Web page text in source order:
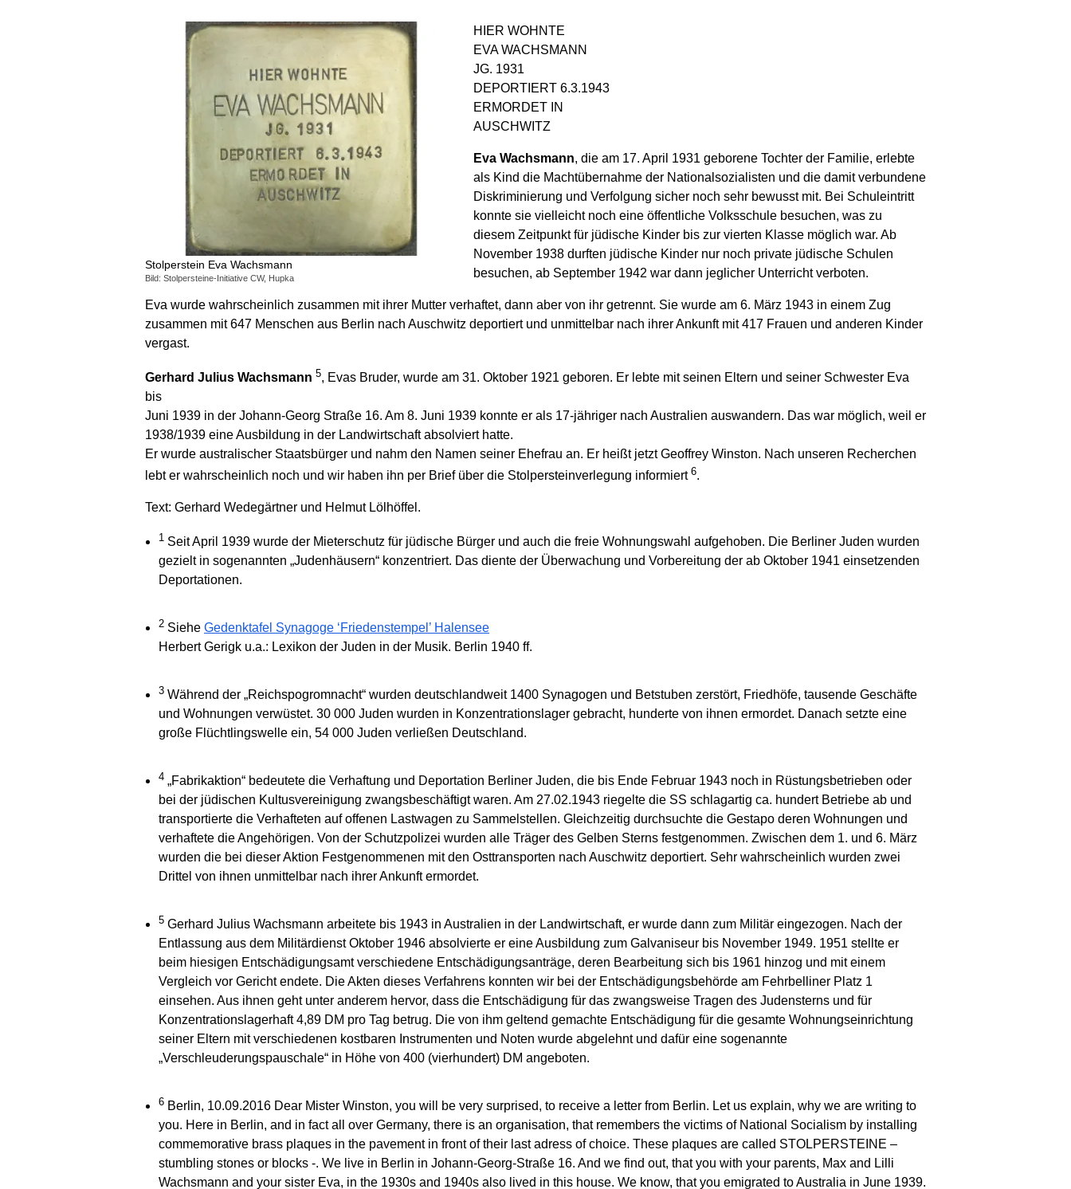
Stolperstein Eva Wachsmann
Bild: Stolpersteine-Initiative CW, Hupka
HIER WOHNTE
EVA WACHSMANN
JG. 1931
DEPORTIERT 6.3.1943
ERMORDET IN
AUSCHWITZ
Eva Wachsmann, die am 17. April 1931 geborene Tochter der Familie, erlebte
als Kind die Machtübernahme der Nationalsozialisten und die damit verbundene
Diskriminierung und Verfolgung sicher noch sehr bewusst mit. Bei Schuleintritt
konnte sie vielleicht noch eine öffentliche Volksschule besuchen, was zu
diesem Zeitpunkt für jüdische Kinder bis zur vierten Klasse möglich war. Ab
November 1938 durften jüdische Kinder nur noch private jüdische Schulen
besuchen, ab September 1942 war dann jeglicher Unterricht verboten.
Eva wurde wahrscheinlich zusammen mit ihrer Mutter verhaftet, dann aber von ihr getrennt. Sie wurde am 6. März 1943 in einem Zug
zusammen mit 647 Menschen aus Berlin nach Auschwitz deportiert und unmittelbar nach ihrer Ankunft mit 417 Frauen und anderen Kinder
vergast.
Gerhard Julius Wachsmann 5, Evas Bruder, wurde am 31. Oktober 1921 geboren. Er lebte mit seinen Eltern und seiner Schwester Eva
bis
Juni 1939 in der Johann-Georg Straße 16. Am 8. Juni 1939 konnte er als 17-jähriger nach Australien auswandern. Das war möglich, weil er
1938/1939 eine Ausbildung in der Landwirtschaft absolviert hatte.
Er wurde australischer Staatsbürger und nahm den Namen seiner Ehefrau an. Er heißt jetzt Geoffrey Winston. Nach unseren Recherchen
lebt er wahrscheinlich noch und wir haben ihn per Brief über die Stolpersteinverlegung informiert 6.
Text: Gerhard Wedegärtner und Helmut Lölhöffel.
1 Seit April 1939 wurde der Mieterschutz für jüdische Bürger und auch die freie Wohnungswahl aufgehoben. Die Berliner Juden wurden
gezielt in sogenannten „Judenhäusern“ konzentriert. Das diente der Überwachung und Vorbereitung der ab Oktober 1941 einsetzenden
Deportationen.
2 Siehe Gedenktafel Synagoge ‘Friedenstempel’ Halensee
Herbert Gerigk u.a.: Lexikon der Juden in der Musik. Berlin 1940 ff.
3 Während der „Reichspogromnacht“ wurden deutschlandweit 1400 Synagogen und Betstuben zerstört, Friedhöfe, tausende Geschäfte
und Wohnungen verwüstet. 30 000 Juden wurden in Konzentrationslager gebracht, hunderte von ihnen ermordet. Danach setzte eine
große Flüchtlingswelle ein, 54 000 Juden verließen Deutschland.
4 „Fabrikaktion“ bedeutete die Verhaftung und Deportation Berliner Juden, die bis Ende Februar 1943 noch in Rüstungsbetrieben oder
bei der jüdischen Kultusvereinigung zwangsbeschäftigt waren. Am 27.02.1943 riegelte die SS schlagartig ca. hundert Betriebe ab und
transportierte die Verhafteten auf offenen Lastwagen zu Sammelstellen. Gleichzeitig durchsuchte die Gestapo deren Wohnungen und
verhaftete die Angehörigen. Von der Schutzpolizei wurden alle Träger des Gelben Sterns festgenommen. Zwischen dem 1. und 6. März
wurden die bei dieser Aktion Festgenommenen mit den Osttransporten nach Auschwitz deportiert. Sehr wahrscheinlich wurden zwei
Drittel von ihnen unmittelbar nach ihrer Ankunft ermordet.
5 Gerhard Julius Wachsmann arbeitete bis 1943 in Australien in der Landwirtschaft, er wurde dann zum Militär eingezogen. Nach der
Entlassung aus dem Militärdienst Oktober 1946 absolvierte er eine Ausbildung zum Galvaniseur bis November 1949. 1951 stellte er
beim hiesigen Entschädigungsamt verschiedene Entschädigungsanträge, deren Bearbeitung sich bis 1961 hinzog und mit einem
Vergleich vor Gericht endete. Die Akten dieses Verfahrens konnten wir bei der Entschädigungsbehörde am Fehrbelliner Platz 1
einsehen. Aus ihnen geht unter anderem hervor, dass die Entschädigung für das zwangsweise Tragen des Judensterns und für
Konzentrationslagerhaft 4,89 DM pro Tag betrug. Die von ihm geltend gemachte Entschädigung für die gesamte Wohnungseinrichtung
seiner Eltern mit verschiedenen kostbaren Instrumenten und Noten wurde abgelehnt und dafür eine sogenannte
„Verschleuderungspauschale“ in Höhe von 400 (vierhundert) DM angeboten.
6 Berlin, 10.09.2016 Dear Mister Winston, you will be very surprised, to receive a letter from Berlin. Let us explain, why we are writing to
you. Here in Berlin, and in fact all over Germany, there is an organisation, that remembers the victims of National Socialism by installing
commemorative brass plaques in the pavement in front of their last adress of choice. These plaques are called STOLPERSTEINE –
stumbling stones or blocks -. We live in Berlin in Johann-Georg-Straße 16. And we find out, that you with your parents, Max and Lilli
Wachsmann and your sister Eva, in the 1930s and 1940s also lived in this house. We know, that you emigrated to Australia in June 1939.